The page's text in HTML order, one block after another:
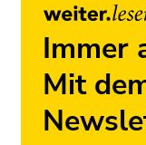
Immer
Mit